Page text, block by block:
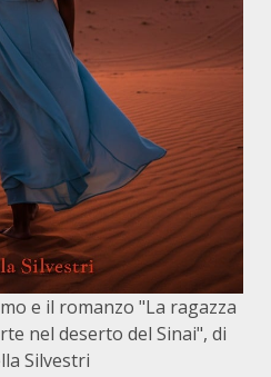
e il romanzo "La ragazza
nel deserto del Sinai", di
Silvestri